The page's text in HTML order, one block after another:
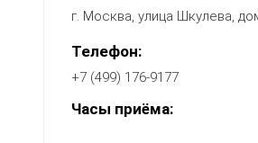
г. Москва, улица Шкулева,
Телефон:
+7 (499) 176-9177
Часы приёма: